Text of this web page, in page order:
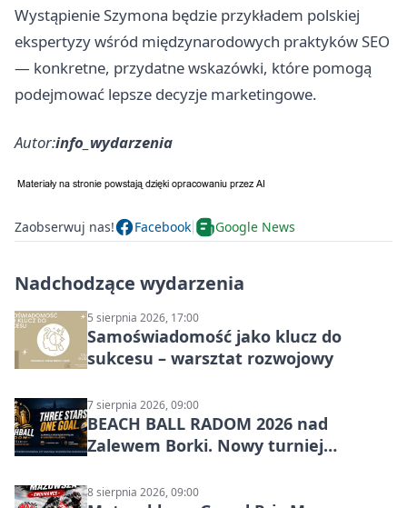
Wystąpienie Szymona będzie przykładem polskiej
ekspertyzy wśród międzynarodowych praktyków SEO
— konkretne, przydatne wskazówki, które pomogą
podejmować lepsze decyzje marketingowe.
Autor:info_wydarzenia
Zaobserwuj nas! Facebook Google News
Nadchodzące wydarzenia
5 sierpnia 2026, 17:00
Samoświadomość jako klucz do
sukcesu – warsztat rozwojowy
7 sierpnia 2026, 09:00
BEACH BALL RADOM 2026 nad
Zalewem Borki. Nowy turniej
8 sierpnia 2026, 09:00